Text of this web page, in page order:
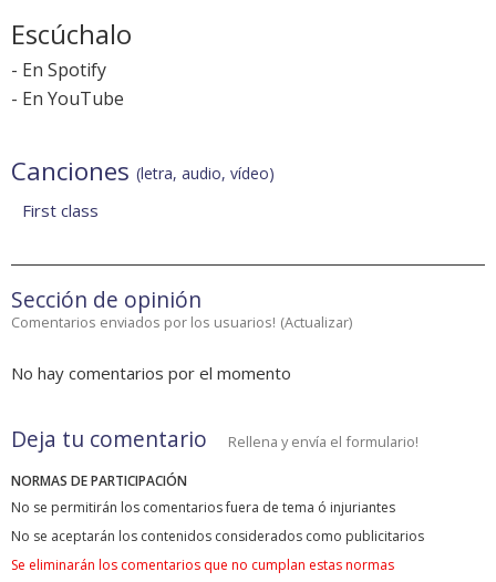
Escúchalo
- En Spotify
- En YouTube
Canciones (letra, audio, vídeo)
First class
Sección de opinión
Comentarios enviados por los usuarios! (Actualizar)
No hay comentarios por el momento
Deja tu comentario Rellena y envía el formulario!
NORMAS DE PARTICIPACIÓN
No se permitirán los comentarios fuera de tema ó injuriantes
No se aceptarán los contenidos considerados como publicitarios
Se eliminarán los comentarios que no cumplan estas normas